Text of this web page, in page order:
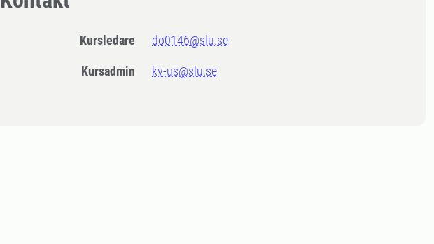
Kursledare do0146@slu.se
Kursadmin kv-us@slu.se